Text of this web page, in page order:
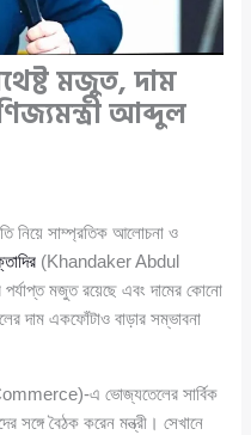
মজুত, দাম
আব্দুল
নিয়ে সাম্প্রতিক আলোচনা ও
(Khandaker Abdul
মজুত রয়েছে এবং দামের কোনো
দাম একফোঁটাও বাড়ার সম্ভাবনা
এ ভোজ্যতেলের সার্বিক
সঙ্গে বৈঠক করেন মন্ত্রী। সেখানে